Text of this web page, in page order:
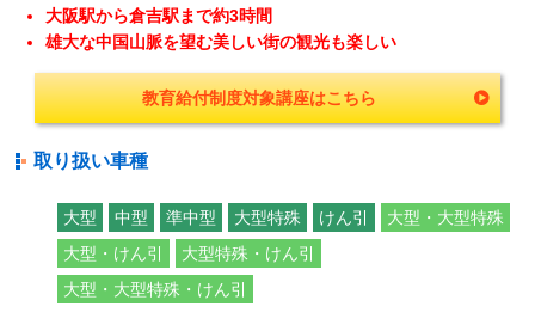
大阪駅から倉吉駅まで約3時間
雄大な中国山脈を望む美しい街の観光も楽しい
教育給付制度対象講座はこちら
取り扱い車種
大型 中型 準中型 大型特殊 けん引
大型・大型特殊
大型・けん引
大型特殊・けん引
大型・大型特殊・けん引